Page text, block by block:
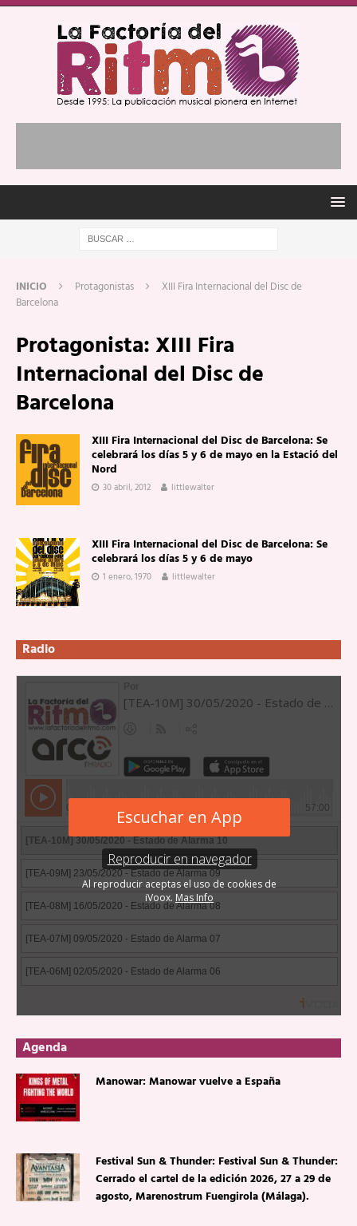
INICIO Protagonistas
XIII Fira Internacional del Disc de
Barcelona
Protagonista: XIII Fira
Internacional del Disc de
Barcelona
XIII Fira Internacional del Disc de Barcelona: Se
celebrará los días 5 y 6 de mayo en la Estació del
Nord
30 abril, 2012 littlewalter
XIII Fira Internacional del Disc de Barcelona: Se
celebrará los días 5 y 6 de mayo
1 enero, 1970 littlewalter
Radio
Agenda
Manowar: Manowar vuelve a España
Festival Sun & Thunder: Festival Sun & Thunder:
Cerrado el cartel de la edición 2026, 27 a 29 de
agosto, Marenostrum Fuengirola (Málaga).